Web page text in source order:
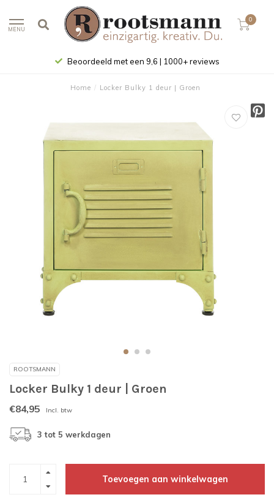
MENU
0
Beoordeeld met een 9,6 | 1000+ reviews
Home / Locker Bulky 1 deur | Groen
ROOTSMANN
Locker Bulky 1 deur | Groen
€84,95 Incl. btw
3 tot 5 werkdagen
Toevoegen aan winkelwagen